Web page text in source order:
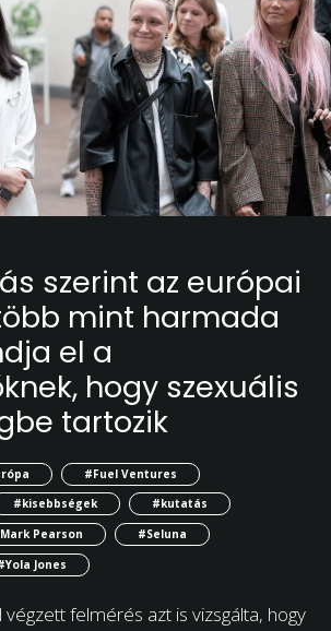
szerint az európai
mint harmada
el a
hogy szexuális
tartozik
#Fuel Ventures
#kisebbségek
#kutatás
Pearson
#Seluna
Jones
végzett felmérés azt is vizsgálta, hogy